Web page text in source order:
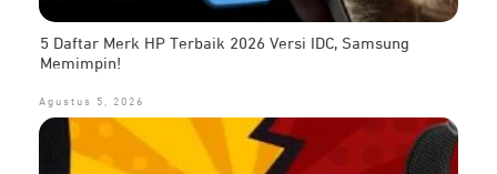
5 Daftar Merk HP Terbaik 2026 Versi IDC, Samsung
Memimpin!
Agustus 5, 2026